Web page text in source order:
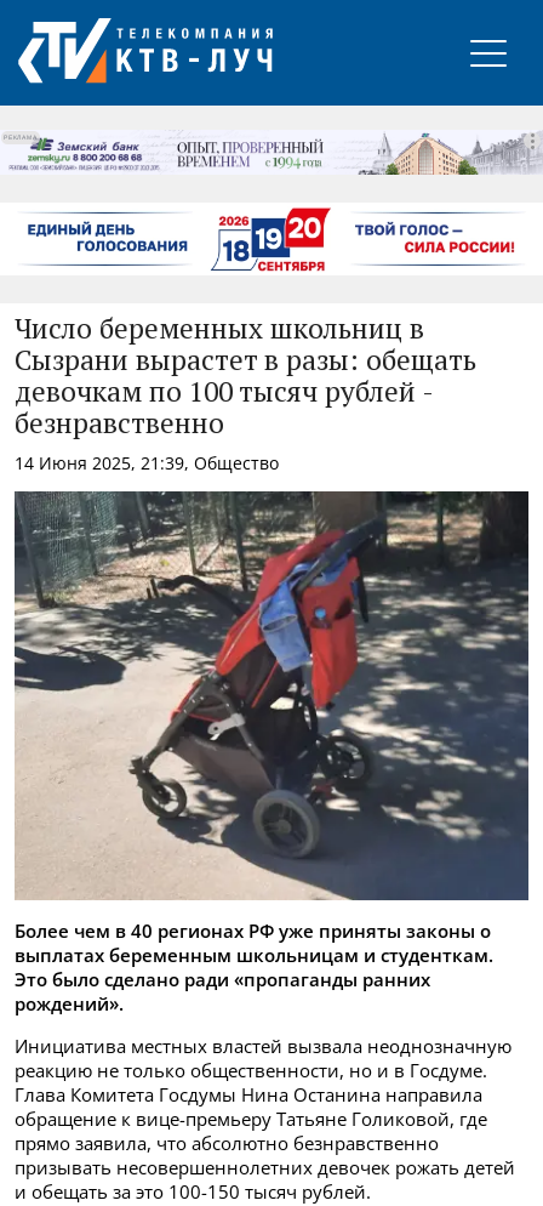
РЕКЛАМА
Число беременных школьниц в
Сызрани вырастет в разы: обещать
девочкам по 100 тысяч рублей -
безнравственно
14 Июня 2025, 21:39, Общество
Более чем в 40 регионах РФ уже приняты законы о
выплатах беременным школьницам и студенткам.
Это было сделано ради «пропаганды ранних
рождений».
Инициатива местных властей вызвала неоднозначную
реакцию не только общественности, но и в Госдуме.
Глава Комитета Госдумы Нина Останина направила
обращение к вице-премьеру Татьяне Голиковой, где
прямо заявила, что абсолютно безнравственно
призывать несовершеннолетних девочек рожать детей
и обещать за это 100-150 тысяч рублей.